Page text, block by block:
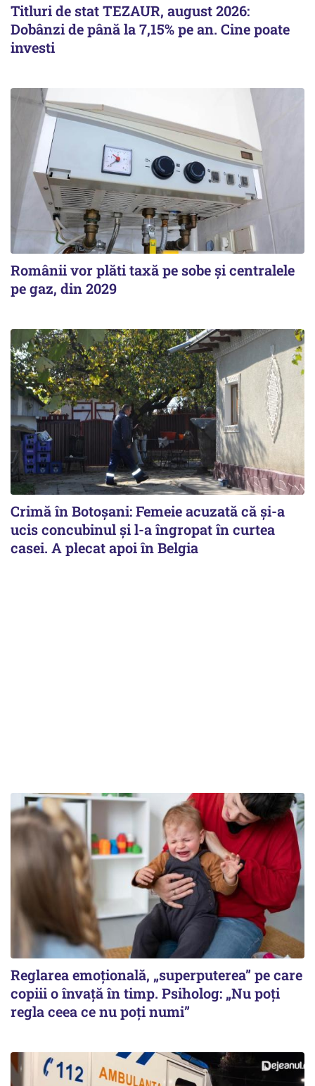
Titluri de stat TEZAUR, august 2026:
Dobânzi de până la 7,15% pe an. Cine poate
investi
Românii vor plăti taxă pe sobe şi centralele
pe gaz, din 2029
Crimă în Botoșani: Femeie acuzată că și-a
ucis concubinul și l-a îngropat în curtea
casei. A plecat apoi în Belgia
Reglarea emoțională, „superputerea” pe care
copiii o învață în timp. Psiholog: „Nu poți
regla ceea ce nu poți numi”